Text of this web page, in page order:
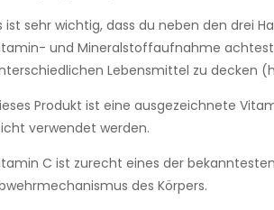
ist sehr wichtig, dass du neben den drei
und Mineralstoffaufnahme
Lebensmittel zu decken
Produkt ist eine ausgezeichnete
verwendet werden.
C ist zurecht eines der
des Körpers.